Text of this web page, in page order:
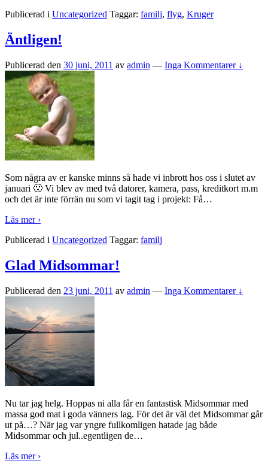
Publicerad i Uncategorized Taggar: familj, flyg, Kruger
Äntligen!
Publicerad den 30 juni, 2011 av admin — Inga Kommentarer ↓
Som några av er kanske minns så hade vi inbrott hos oss i slutet av
januari 🙁 Vi blev av med två datorer, kamera, pass, kreditkort m.m
och det är inte förrän nu som vi tagit tag i projekt: Få…
Läs mer ›
Publicerad i Uncategorized Taggar: familj
Glad Midsommar!
Publicerad den 23 juni, 2011 av admin — Inga Kommentarer ↓
Nu tar jag helg. Hoppas ni alla får en fantastisk Midsommar med
massa god mat i goda vänners lag. För det är väl det Midsommar går
ut på…? När jag var yngre fullkomligen hatade jag både
Midsommar och jul..egentligen de…
Läs mer ›